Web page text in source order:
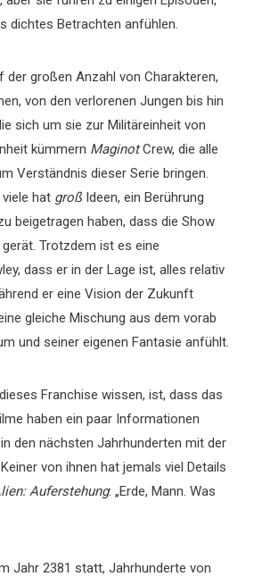
dichtes Betrachten anfühlen.
der großen Anzahl von Charakteren,
von den verlorenen Jungen bis hin
sich um sie zur Militäreinheit von
kümmern MaginotCrew, die alle
Verständnis dieser Serie bringen.
hat groß Ideen, ein Berührung
beigetragen haben, dass die Show
Trotzdem ist es eine
dass er in der Lage ist, alles relativ
er eine Vision der Zukunft
gleiche Mischung aus dem vorab
und seiner eigenen Fantasie anfühlt.
Franchise wissen, ist, dass das
haben ein paar Informationen
den nächsten Jahrhunderten mit der
von ihnen hat jemals viel Details
Auferstehung: „Erde, Mann. Was
Jahr 2381 statt, Jahrhunderte von